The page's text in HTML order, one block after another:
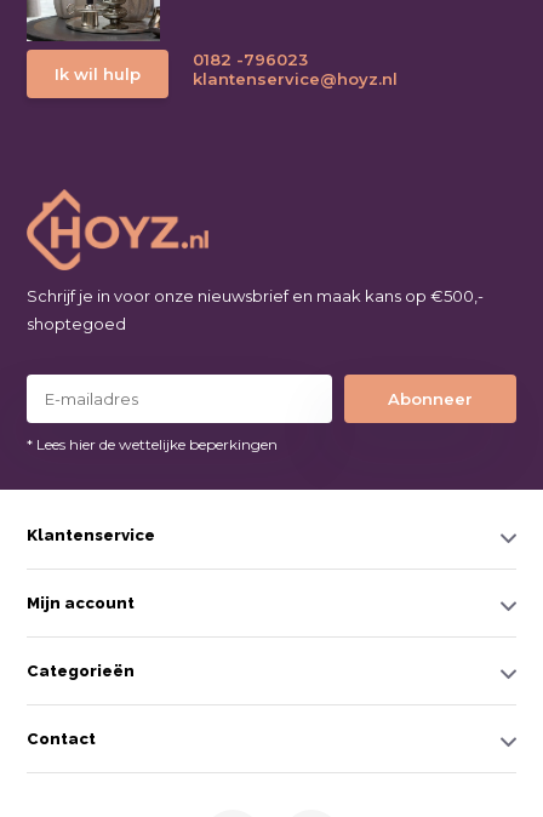
Ik wil hulp
0182 -796023
klantenservice@hoyz.nl
Schrijf je in voor onze nieuwsbrief en maak kans op €500,-
shoptegoed
Abonneer
* Lees hier de wettelijke beperkingen
Klantenservice
Mijn account
Categorieën
Contact